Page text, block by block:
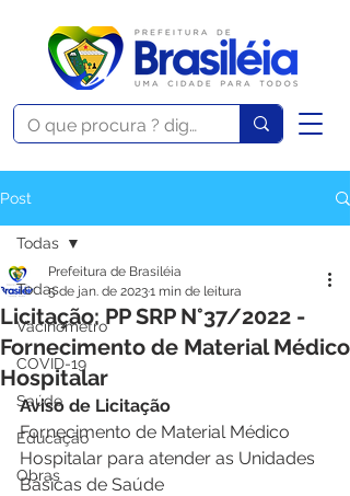
Post
Todas
Vacinômetro
COVID-19
Saúde
Educação
Obras
Todas
Licitação: PP SRP N°37/2022 -
Fornecimento de Material Médico
Hospitalar
Prefeitura de Brasiléia
5 de jan. de 20231 min de leitura
Aviso de Licitação
Fornecimento de Material Médico
Hospitalar para atender as Unidades
Básicas de Saúde